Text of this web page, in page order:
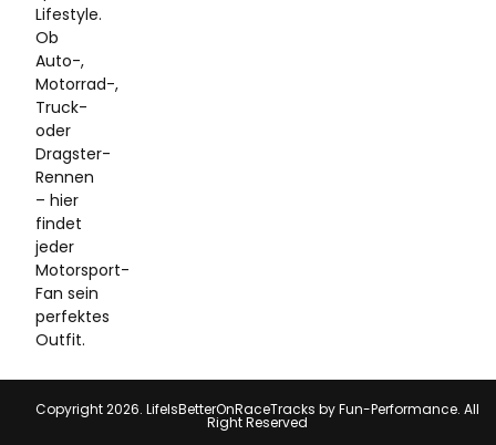
Lifestyle.
Ob
Auto-,
Motorrad-,
Truck-
oder
Dragster-
Rennen
– hier
findet
jeder
Motorsport-
Fan sein
perfektes
Outfit.
Copyright 2026. LifeIsBetterOnRaceTracks by Fun-Performance. All
Right Reserved